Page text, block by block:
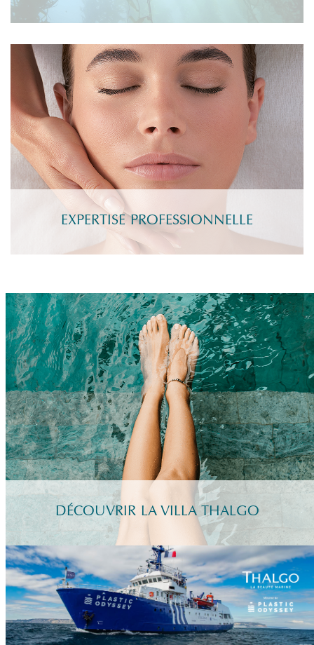
EXPERTISE PROFESSIONNELLE
DÉCOUVRIR LA VILLA THALGO